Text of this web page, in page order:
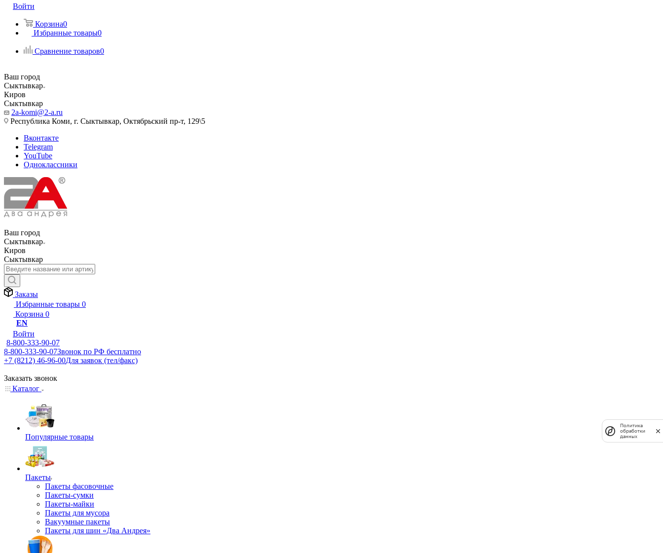
Войти
Корзина0
Избранные товары0
Сравнение товаров0
Ваш город
Сыктывкар
Киров
Сыктывкар
2a-komi@2-a.ru
Республика Коми, г. Сыктывкар, Октябрьский пр-т, 129\5
Вконтакте
Telegram
YouTube
Одноклассники
Ваш город
Сыктывкар
Киров
Сыктывкар
Заказы
Избранные товары 0
Корзина 0
EN
Войти
8-800-333-90-07
8-800-333-90-07Звонок по РФ бесплатно
+7 (8212) 46-96-00Для заявок (тел/факс)
Заказать звонок
Каталог
Популярные товары
Пакеты
Пакеты фасовочные
Пакеты-сумки
Пакеты-майки
Пакеты для мусора
Вакуумные пакеты
Пакеты для шин «Два Андрея»
Политика
обработки
данных